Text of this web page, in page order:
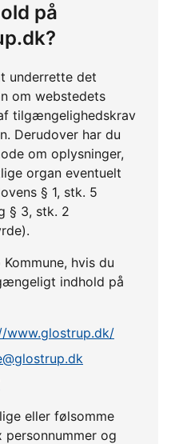
på
underrette det
om webstedets
tilgængelighedskrav
Derudover har du
om oplysninger,
organ eventuelt
§ 1, stk. 5
§ 3, stk. 2
hvis du
indhold på
www.glostrup.dk/
eller følsomme
og